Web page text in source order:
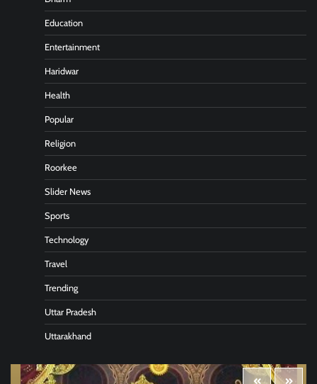
Education
Entertainment
Haridwar
Health
Popular
Religion
Roorkee
Slider News
Sports
Technology
Travel
Trending
Uttar Pradesh
Uttarakhand